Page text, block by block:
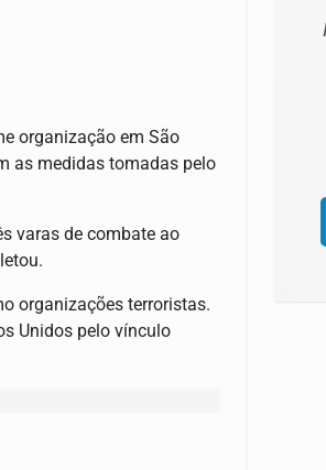
organização em São
as medidas tomadas pelo
varas de combate ao
organizações terroristas.
Unidos pelo vínculo